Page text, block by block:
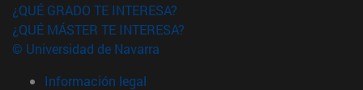
¿QUÉ GRADO TE INTERESA?
¿QUÉ MÁSTER TE INTERESA?
© Universidad de Navarra
Información legal